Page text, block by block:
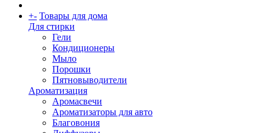
+- Товары для дома
Для стирки
Гели
Кондиционеры
Мыло
Порошки
Пятновыводители
Ароматизация
Аромасвечи
Ароматизаторы для авто
Благовония